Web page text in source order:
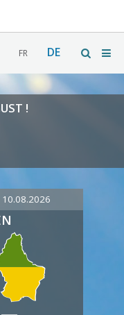
FR DE
!
10.08.2026